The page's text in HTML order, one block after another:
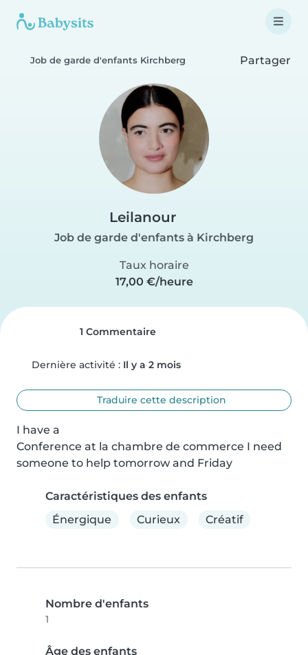
Job de garde d'enfants Kirchberg Partager
Leilanour
Job de garde d'enfants à Kirchberg
Taux horaire
17,00 €/heure
1 Commentaire
Dernière activité : Il y a 2 mois
Traduire cette description
I have a
Conference at la chambre de commerce I need
someone to help tomorrow and Friday
Caractéristiques des enfants
Énergique
Curieux Créatif
Nombre d'enfants
1
Âge des enfants